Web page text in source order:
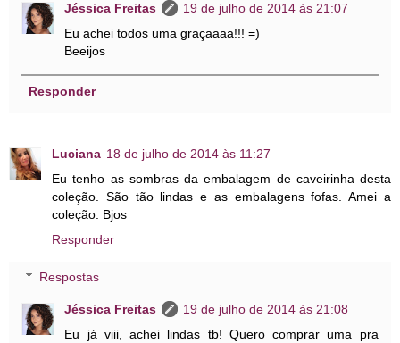
Jéssica Freitas
19 de julho de 2014 às 21:07
Eu achei todos uma graçaaaa!!! =)
Beeijos
Responder
Luciana 18 de julho de 2014 às 11:27
Eu tenho as sombras da embalagem de caveirinha desta
coleção. São tão lindas e as embalagens fofas. Amei a
coleção. Bjos
Responder
Respostas
Jéssica Freitas
19 de julho de 2014 às 21:08
Eu já viii, achei lindas tb! Quero comprar uma pra